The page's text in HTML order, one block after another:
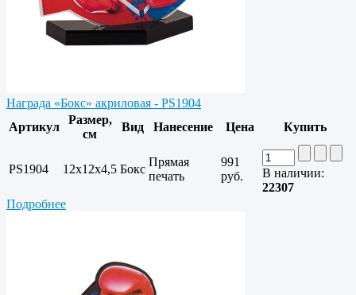
Награда «Бокс» акриловая - PS1904
Артикул
Размер,
см
Вид Нанесение Цена Купить
PS1904 12х12х4,5 Бокс
Прямая
печать
991
руб.
В наличии:
22307
Подробнее